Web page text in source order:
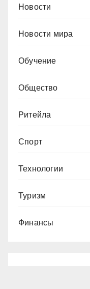
Новости
Новости мира
Обучение
Общество
Ритейла
Спорт
Технологии
Туризм
Финансы